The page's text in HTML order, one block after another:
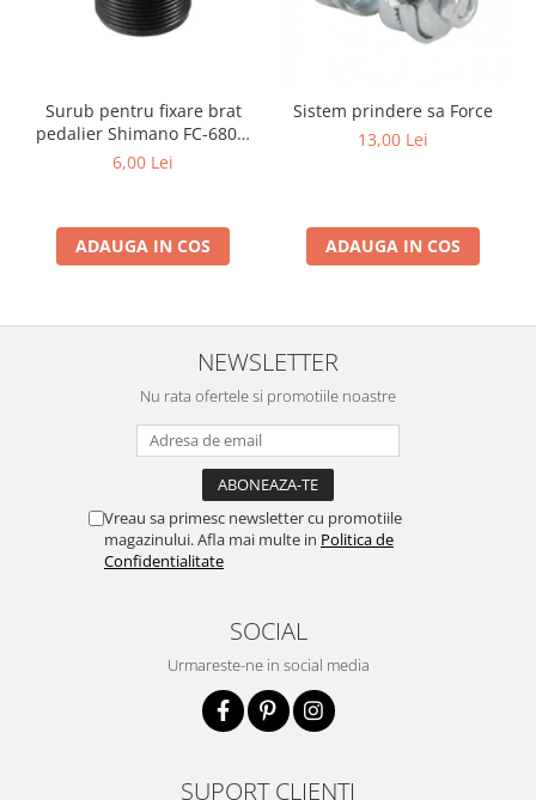
Surub pentru fixare brat
pedalier Shimano FC-6800,
M20
6,00 Lei
ADAUGA IN COS
Sistem prindere sa Force
13,00 Lei
ADAUGA IN COS
NEWSLETTER
Nu rata ofertele si promotiile noastre
Vreau sa primesc newsletter cu promotiile
magazinului. Afla mai multe in Politica de
Confidentialitate
SOCIAL
Urmareste-ne in social media
SUPORT CLIENTI